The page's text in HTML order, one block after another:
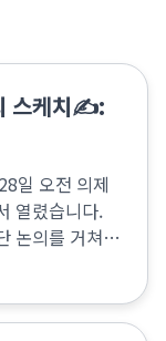
스케치✍️:
일 오전 의제
열렸습니다.
논의를 거쳐
다. 열린